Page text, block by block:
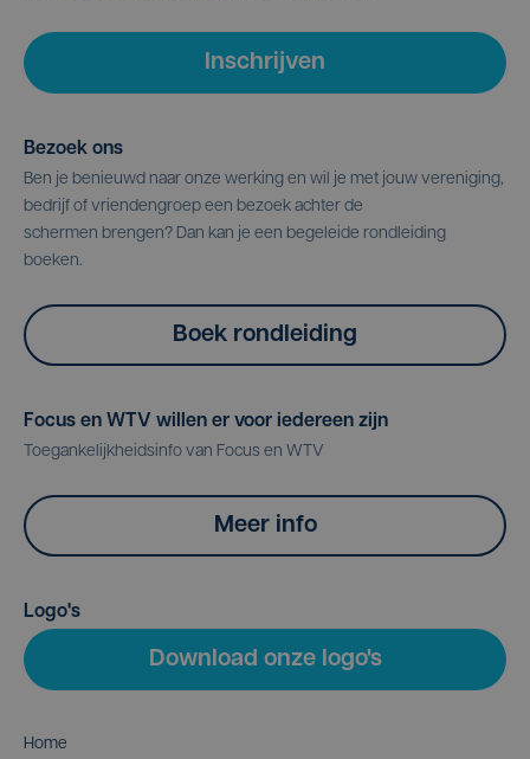
Inschrijven
Bezoek ons
Ben je benieuwd naar onze werking en wil je met jouw vereniging,
bedrijf of vriendengroep een bezoek achter de
schermen brengen? Dan kan je een begeleide rondleiding
boeken.
Boek rondleiding
Focus en WTV willen er voor iedereen zijn
Toegankelijkheidsinfo van Focus en WTV
Meer info
Logo's
Download onze logo's
Home